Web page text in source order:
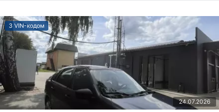
З VIN-кодом
24.07.2026